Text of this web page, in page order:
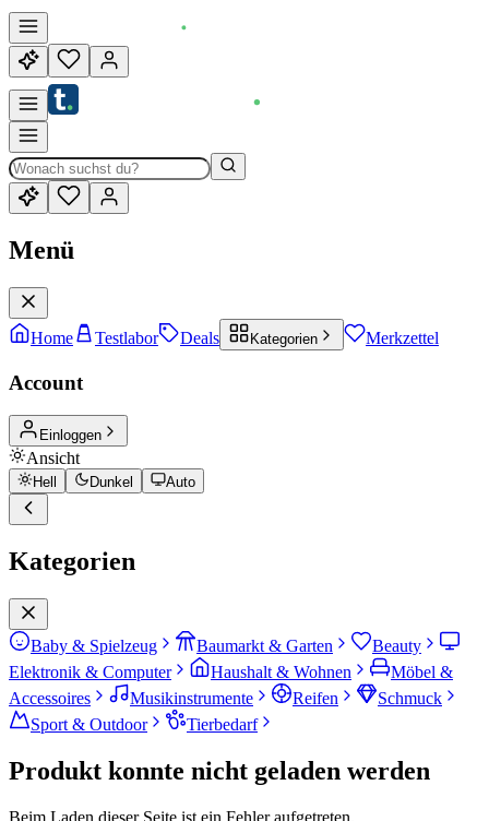
Menü
Home Testlabor Deals Kategorien Merkzettel
Account
Einloggen
Ansicht
Hell Dunkel Auto
Kategorien
Baby & Spielzeug Baumarkt & Garten
Beauty
Elektronik & Computer
Haushalt & Wohnen
Möbel &
Accessoires
Musikinstrumente Reifen
Schmuck
Sport & Outdoor
Tierbedarf
Produkt konnte nicht geladen werden
Beim Laden dieser Seite ist ein Fehler aufgetreten.